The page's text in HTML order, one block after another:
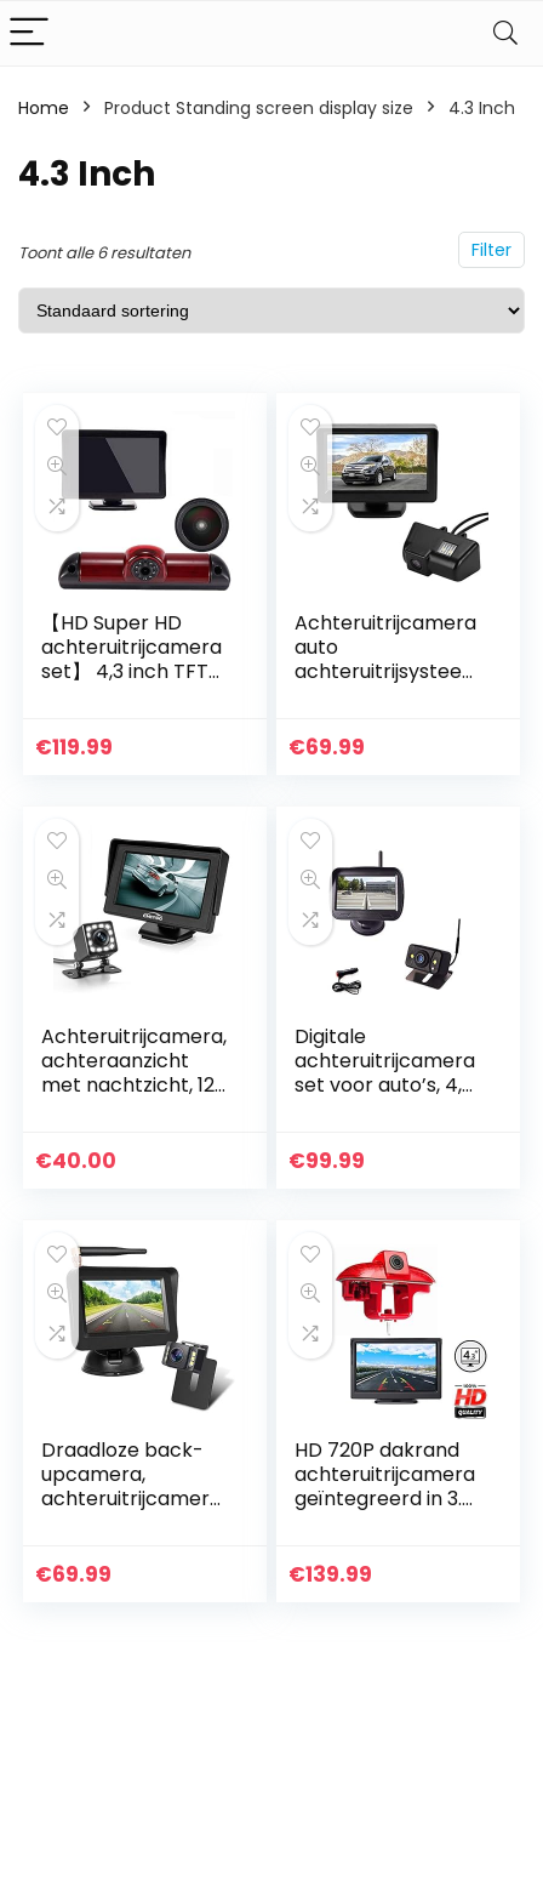
Home Product Standing screen display size 4.3 Inch
4.3 Inch
Filter
Toont alle 6 resultaten
【HD Super HD
achteruitrijcamera
set】 4,3 inch TFT
automonitor + 1280
€119.99
Achteruitrijcamera
auto
achteruitrijsysteem
chting + 4,3″ inch
MK6 / MK7
Transporter
€69.99
Achteruitrijcamera,
achteraanzicht
met nachtzicht, 12
achteruitrijsysteem
€40.00
Digitale
achteruitrijcamera
set voor auto’s, 4,3
systeem met
€99.99
Draadloze back-
upcamera,
achteruitrijcamera,
super
€69.99
HD 720P dakrand
achteruitrijcamera
geïntegreerd in 3.
camera set voor
€139.99